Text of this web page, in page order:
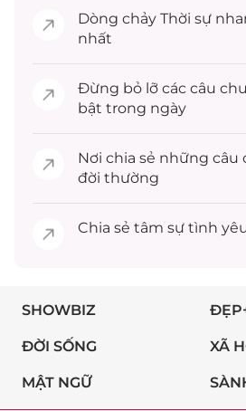
Dòng chảy Thời sự
nhất
Đừng bỏ lỡ các câu
bật trong ngày
Nơi chia sẻ những câu
đời thường
Chia sẻ tâm sự tình
SHOWBIZ
ĐỜI SỐNG XÃ
MẬT NGỮ